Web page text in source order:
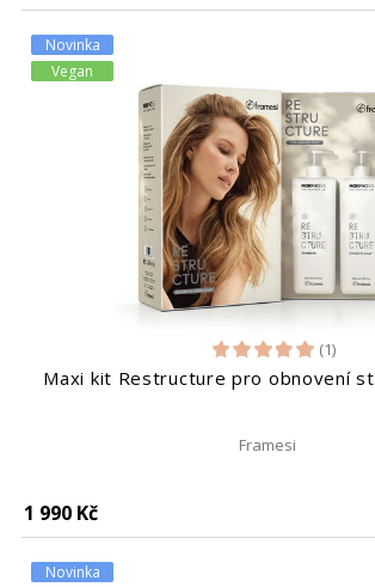
Novinka
Vegan
(1)
Maxi kit Restructure pro obnovení
Framesi
1 990 Kč
Novinka